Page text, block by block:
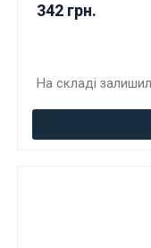
342 грн.
На складі